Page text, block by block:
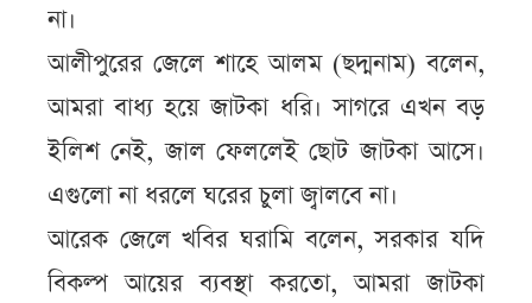
না।
আলীপুরের জেলে শাহে আলম (ছদ্মনাম) বলেন,
আমরা বাধ্য হয়ে জাটকা ধরি। সাগরে এখন বড়
ইলিশ নেই, জাল ফেললেই ছোট জাটকা আসে।
এগুলো না ধরলে ঘরের চুলা জ্বালবে না।
আরেক জেলে খবির ঘরামি বলেন, সরকার যদি
বিকল্প আয়ের ব্যবস্থা করতো, আমরা জাটকা